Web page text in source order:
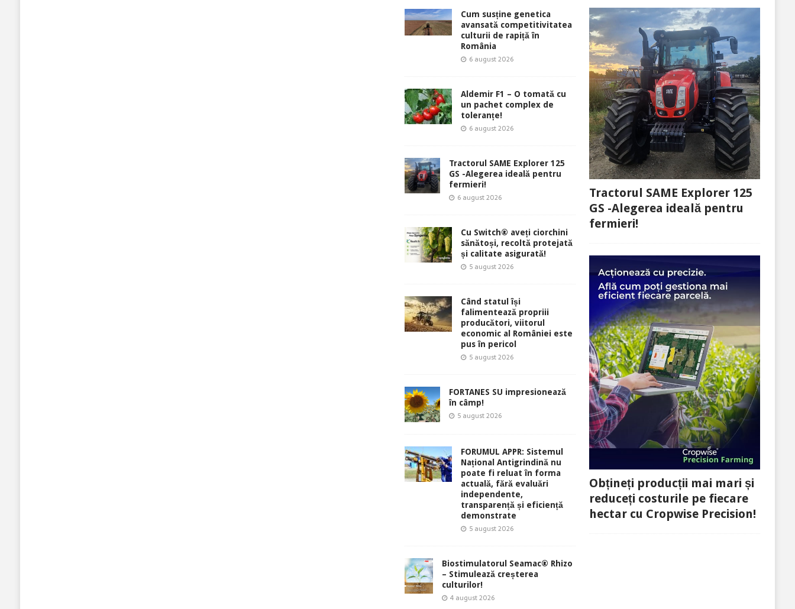
Cum susține genetica
avansată competitivitatea
culturii de rapiță în
România
6 august 2026
Aldemir F1 – O tomată cu
un pachet complex de
toleranțe!
6 august 2026
Tractorul SAME Explorer 125
GS -Alegerea ideală pentru
fermieri!
6 august 2026
Cu Switch® aveți ciorchini
sănătoși, recoltă protejată
și calitate asigurată!
5 august 2026
Când statul își
falimentează propriii
producători, viitorul
economic al României este
pus în pericol
5 august 2026
FORTANES SU impresionează
în câmp!
5 august 2026
FORUMUL APPR: Sistemul
Național Antigrindină nu
poate fi reluat în forma
actuală, fără evaluări
independente,
transparență și eficiență
demonstrate
5 august 2026
Biostimulatorul Seamac® Rhizo
– Stimulează creșterea
culturilor!
4 august 2026
Tractorul SAME Explorer 125
GS -Alegerea ideală pentru
fermieri!
Obțineți producții mai mari și
reduceți costurile pe fiecare
hectar cu Cropwise Precision!